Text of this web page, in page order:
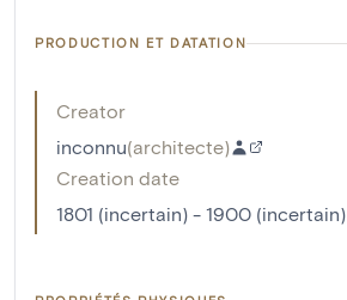
PRODUCTION ET DATATION
Creator
inconnu(architecte)
Creation date
1801 (incertain) - 1900 (incertain)